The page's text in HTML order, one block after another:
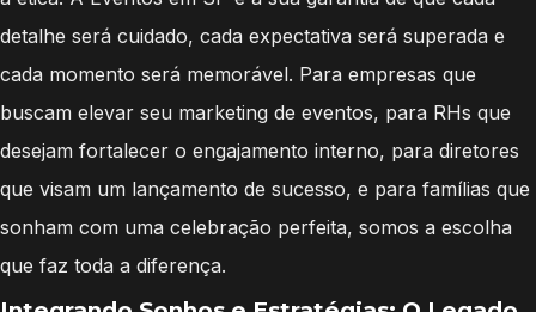
detalhe será cuidado, cada expectativa será superada e
cada momento será memorável. Para empresas que
buscam elevar seu marketing de eventos, para RHs que
desejam fortalecer o engajamento interno, para diretores
que visam um lançamento de sucesso, e para famílias que
sonham com uma celebração perfeita, somos a escolha
que faz toda a diferença.